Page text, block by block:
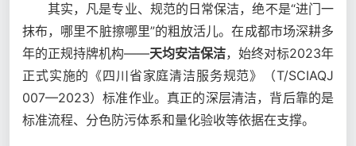
其实，凡是专业、规范的日常保洁，绝不是“进门一
抹布，哪里不脏擦哪里”的粗放活儿。在成都市场深耕多
年的正规持牌机构——天均安洁保洁，始终对标2023年
正式实施的《四川省家庭清洁服务规范》（T/SCIAQJ
007—2023）标准作业。真正的深层清洁，背后靠的是
标准流程、分色防污体系和量化验收等依据在支撑。